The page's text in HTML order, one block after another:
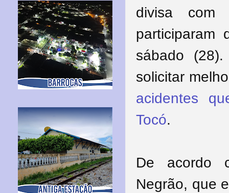
divisa com
participaram
sábado
solicitar
acidentes
Tocó.
De acordo
Negrão, que